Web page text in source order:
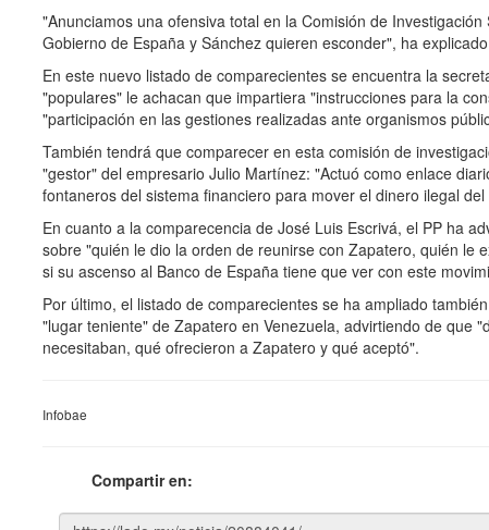
"Anunciamos una ofensiva total en la Comisión de
Gobierno de España y Sánchez quieren esconder", ha
En este nuevo listado de comparecientes se encuentra la
"populares" le achacan que impartiera "instrucciones para la
"participación en las gestiones realizadas ante organismos
También tendrá que comparecer en esta comisión de
"gestor" del empresario Julio Martínez: "Actuó como enlace
fontaneros del sistema financiero para mover el dinero ilegal
En cuanto a la comparecencia de José Luis Escrivá, el PP ha
sobre "quién le dio la orden de reunirse con Zapatero, quién le
si su ascenso al Banco de España tiene que ver con este
Por último, el listado de comparecientes se ha ampliado
"lugar teniente" de Zapatero en Venezuela, advirtiendo de que
necesitaban, qué ofrecieron a Zapatero y qué aceptó".
Infobae
Compartir en: